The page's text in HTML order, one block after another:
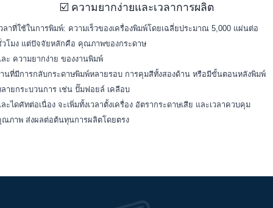
☑️ ความยากง่ายและเวลาการผลิต
ลาที่ใช้ในการพิมพ์: ความเร็วของเครื่องพิมพ์โดยเฉลี่ยประมาณ 5,000 แผ่นต่อ
โมง แต่ปัจจัยหลักคือ คุณภาพของกระดาษ
ะ ความยากง่าย ของงานพิมพ์
นที่มีการกลับกระดาษพิมพ์หลายรอบ การคุมสีทั้งสองด้าน หรือมีขั้นตอนหลังพิมพ์
ายกระบวนการ เช่น ปั๊มฟอยล์ เคลือบ
ะไดคัทต่อเนื่อง จะเพิ่มทั้งเวลาตั้งเครื่อง อัตรากระดาษเสีย และเวลาควบคุม
ภาพ ส่งผลต่อต้นทุนการผลิตโดยตรง